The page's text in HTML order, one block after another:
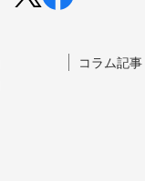
コラム記事